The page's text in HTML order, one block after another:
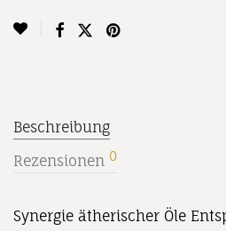
Beschreibung
Rezensionen 0
Synergie ätherischer Öle